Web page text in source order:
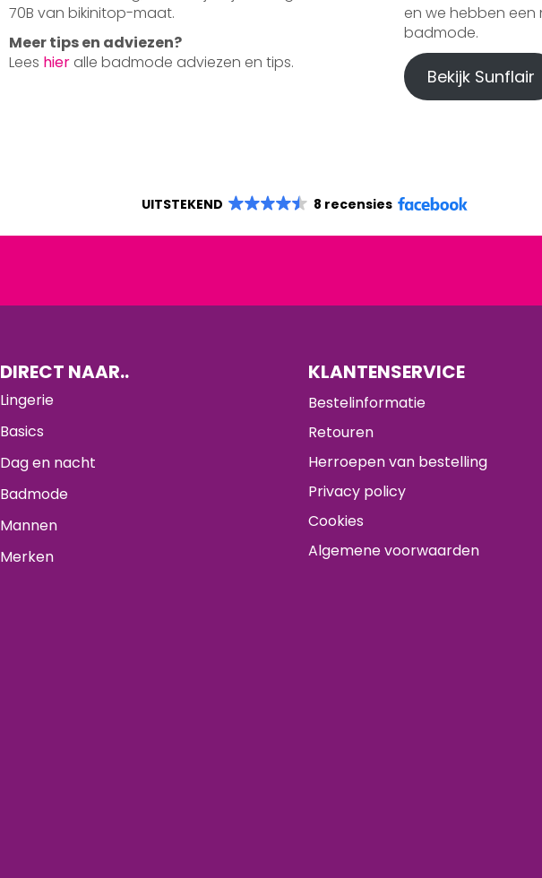
70B van bikinitop-maat.
Meer tips en adviezen?
Lees hier alle badmode adviezen en tips.
en we hebben een
badmode.
Bekijk Sunflair
UITSTEKEND 8 recensies
DIRECT NAAR..
Lingerie
Basics
Dag en nacht
Badmode
Mannen
Merken
KLANTENSERVICE
Bestelinformatie
Retouren
Herroepen van bestelling
Privacy policy
Cookies
Algemene voorwaarden